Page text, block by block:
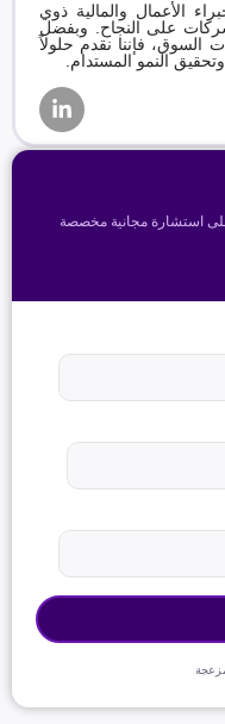
الأعمال والمالية ذوي
على النجاح. وبفضل
السوق، فإننا نقدم حلولاً
النمو المستدام.
استشارة مجانية مخصصة